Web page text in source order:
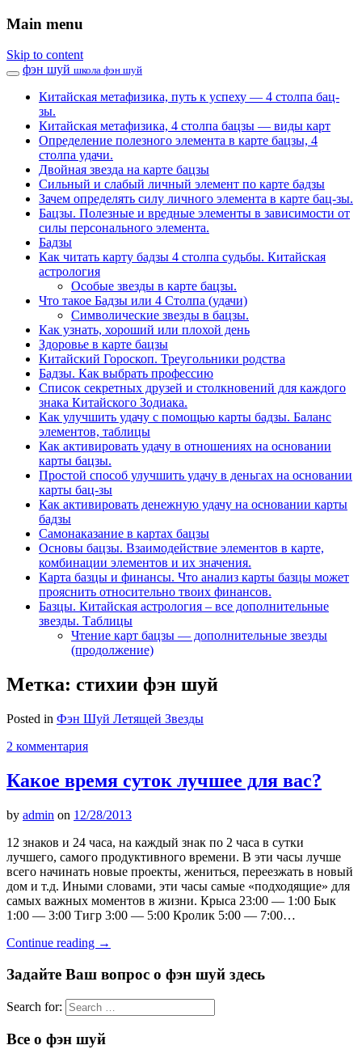
Main menu
Skip to content
фэн шуй школа фэн шуй
Китайская метафизика, путь к успеху — 4 столпа бац-
зы.
Китайская метафизика, 4 столпа бацзы — виды карт
Определение полезного элемента в карте бацзы, 4
столпа удачи.
Двойная звезда на карте бацзы
Сильный и слабый личный элемент по карте бадзы
Зачем определять силу личного элемента в карте бац-зы.
Бацзы. Полезные и вредные элементы в зависимости от
силы персонального элемента.
Бадзы
Как читать карту бадзы 4 столпа судьбы. Китайская
астрология
Особые звезды в карте бацзы.
Что такое Бадзы или 4 Столпа (удачи)
Символические звезды в бацзы.
Как узнать, хороший или плохой день
Здоровье в карте бацзы
Китайский Гороскоп. Треугольники родства
Бадзы. Как выбрать профессию
Список секретных друзей и cтолкновений для каждого
знака Китайского Зодиака.
Как улучшить удачу с помощью карты бадзы. Баланс
элементов, таблицы
Как активировать удачу в отношениях на основании
карты бацзы.
Простой способ улучшить удачу в деньгах на основании
карты бац-зы
Как активировать денежную удачу на основании карты
бадзы
Самонаказание в картах бацзы
Основы бацзы. Взаимодействие элементов в карте,
комбинации элементов и их значения.
Карта базцы и финансы. Что анализ карты базцы может
прояснить относительно твоих финансов.
Базцы. Китайская астрология – все дополнительные
звезды. Таблицы
Чтение карт бацзы — дополнительные звезды
(продолжение)
Метка: стихии фэн шуй
Posted in Фэн Шуй Летящей Звезды
2 комментария
Какое время суток лучшее для вас?
by admin on 12/28/2013
12 знаков и 24 часа, на каждый знак по 2 часа в сутки
лучшего, самого продуктивного времени. В эти часы лучше
всего начинать новые проекты, жениться, переезжать в новый
дом и т.д. Иными словами, эти часы самые «подходящие» для
самых важных моментов в жизни. Крыса 23:00 — 1:00 Бык
1:00 — 3:00 Тигр 3:00 — 5:00 Кролик 5:00 — 7:00…
Continue reading →
Задайте Ваш вопрос о фэн шуй здесь
Search for:
Все о фэн шуй